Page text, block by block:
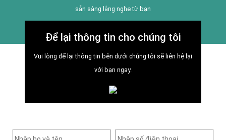
sẵn sàng lắng nghe từ bạn
Để lại thông tin cho chúng tôi
Vui lòng để lại thông tin bên dưới chúng tôi sẽ liên hệ lại
với bạn ngay.